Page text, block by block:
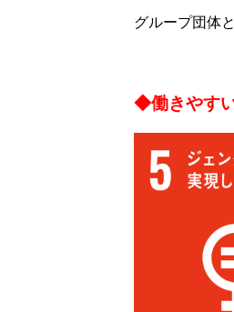
グループ団体
◆働きやす